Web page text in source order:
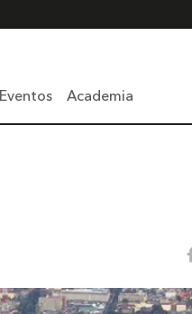
Eventos Academia